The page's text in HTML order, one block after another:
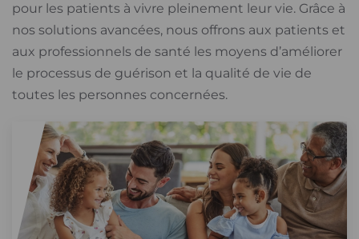
pour les patients à vivre pleinement leur vie. Grâce à
nos solutions avancées, nous offrons aux patients et
aux professionnels de santé les moyens d’améliorer
le processus de guérison et la qualité de vie de
toutes les personnes concernées.